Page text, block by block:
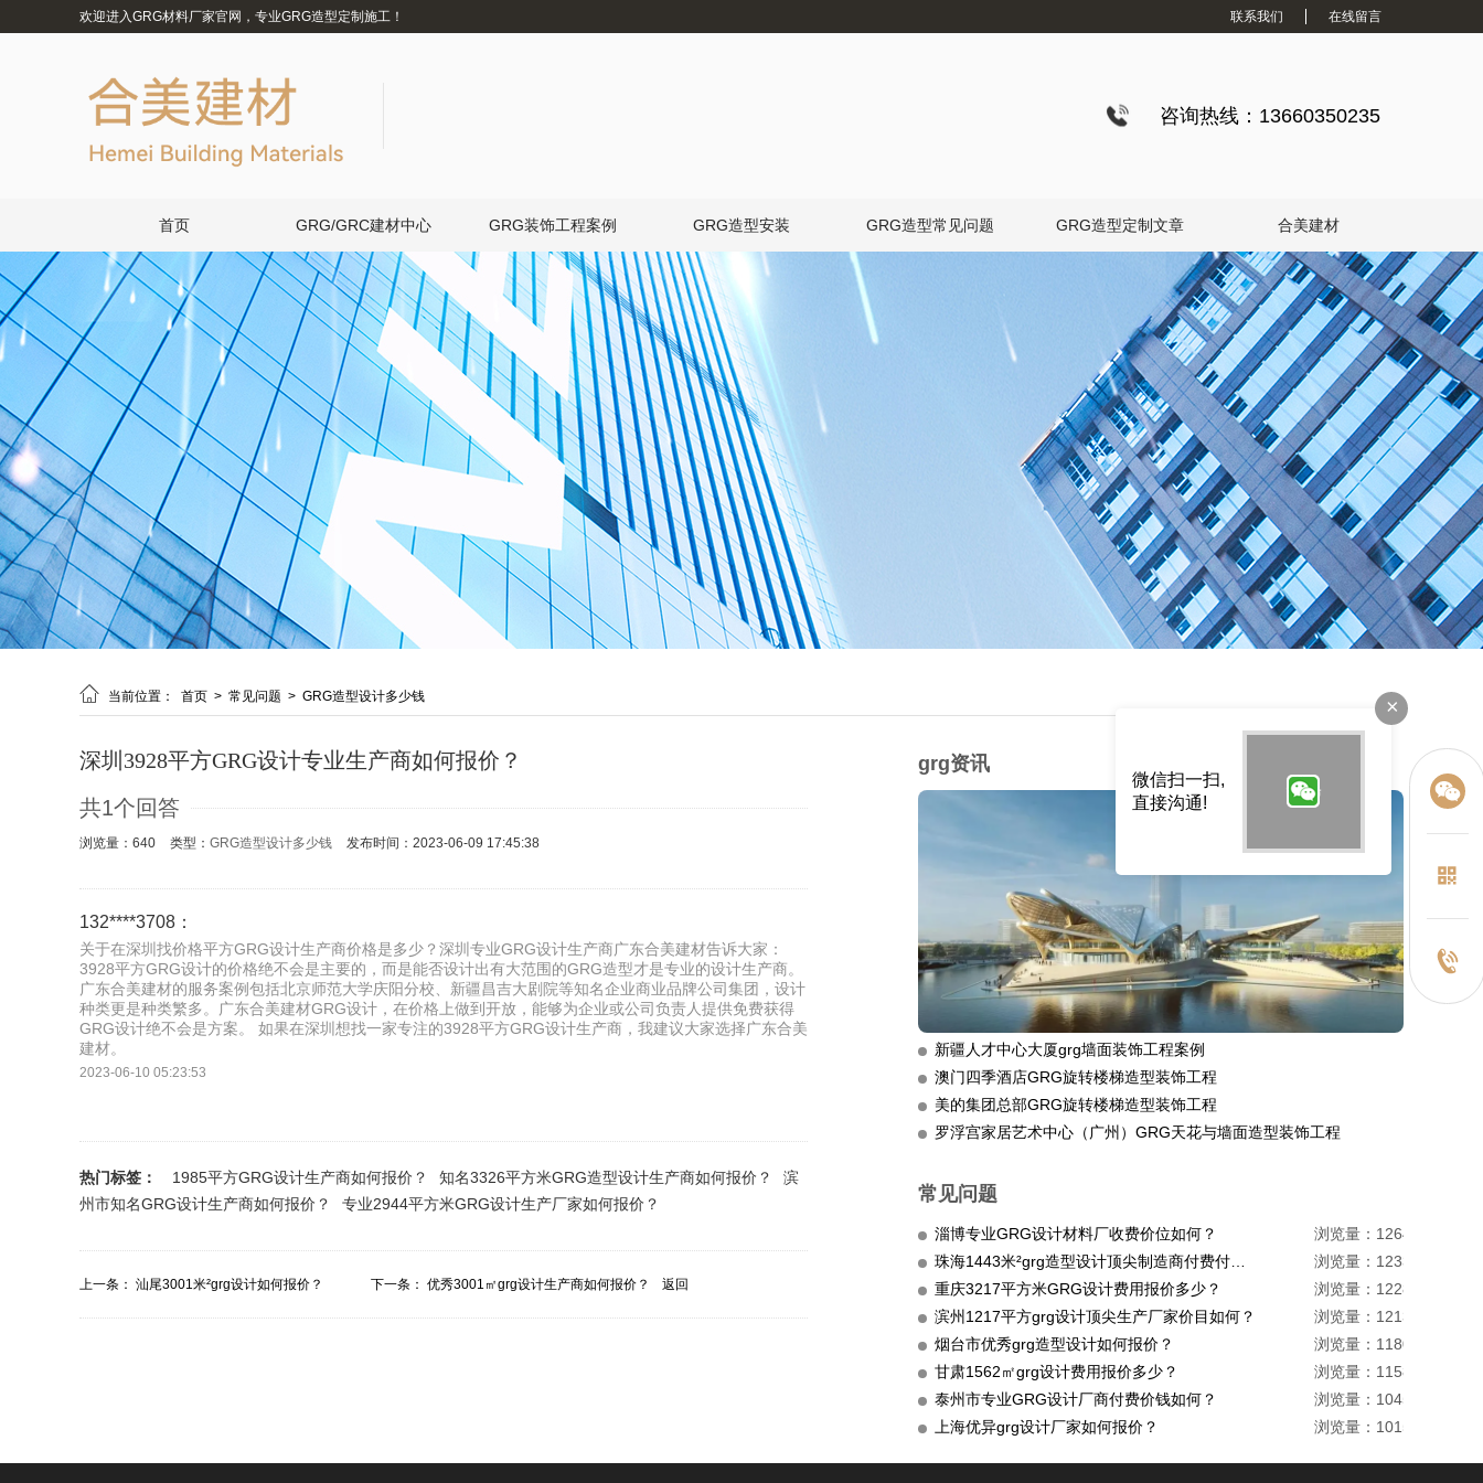
欢迎进入GRG材料厂家官网，专业GRG造型定制施工！ 联系我们 在线留言
咨询热线：13660350235
首页 GRG/GRC建材中心 GRG装饰工程案例 GRG造型安装 GRG造型常见问题 GRG造型定制文章 合美建材
 当前位置： 首页 > 常见问题 > GRG造型设计多少钱
深圳3928平方GRG设计专业生产商如何报价？
共1个回答
浏览量：640 类型： GRG造型设计多少钱 发布时间：2023-06-09 17:45:38
132****3708：
关于在深圳找价格平方GRG设计生产商价格是多少？深圳专业GRG设计生产商广东合美建材告诉大家：
3928平方GRG设计的价格绝不会是主要的，而是能否设计出有大范围的GRG造型才是专业的设计生产商。
广东合美建材的服务案例包括北京师范大学庆阳分校、新疆昌吉大剧院等知名企业商业品牌公司集团，设计
种类更是种类繁多。广东合美建材GRG设计，在价格上做到开放，能够为企业或公司负责人提供免费获得
GRG设计绝不会是方案。 如果在深圳想找一家专注的3928平方GRG设计生产商，我建议大家选择广东合美
建材。
2023-06-10 05:23:53
热门标签： 1985平方GRG设计生产商如何报价？ 知名3326平方米GRG造型设计生产商如何报价？
滨
州市知名GRG设计生产商如何报价？
专业2944平方米GRG设计生产厂家如何报价？
上一条： 汕尾3001米²grg设计如何报价？ 下一条： 优秀3001㎡grg设计生产商如何报价？ 返回
grg资讯
新疆人才中心大厦grg墙面装饰工程案例
澳门四季酒店GRG旋转楼梯造型装饰工程
美的集团总部GRG旋转楼梯造型装饰工程
罗浮宫家居艺术中心（广州）GRG天花与墙面造型装饰工程
常见问题
淄博专业GRG设计材料厂收费价位如何？
浏览量：1264
浏览量：1233
重庆3217平方米GRG设计费用报价多少？
浏览量：1228
滨州1217平方grg设计顶尖生产厂家价目如何？
浏览量：1213
烟台市优秀grg造型设计如何报价？
浏览量：1180
甘肃1562㎡grg设计费用报价多少？
浏览量：1158
泰州市专业GRG设计厂商付费价钱如何？
浏览量：1045
上海优异grg设计厂家如何报价？
浏览量：1015
×
微信扫一扫,
直接沟通!